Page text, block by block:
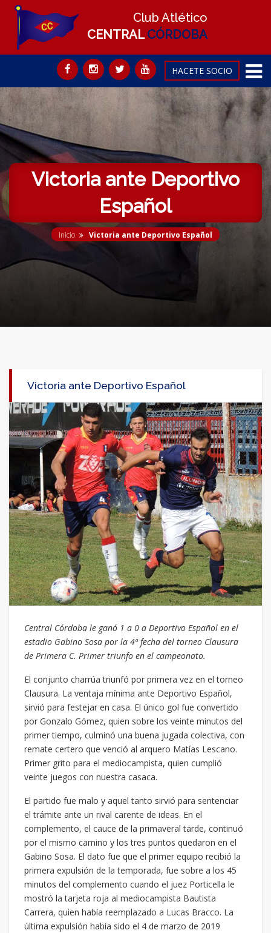
Club Atlético
CENTRALCÓRDOBA
HACETE SOCIO
Victoria ante Deportivo
Español
Inicio Victoria ante Deportivo Español
Victoria ante Deportivo Español
Central Córdoba le ganó 1 a 0 a Deportivo Español en el
estadio Gabino Sosa por la 4ª fecha del torneo Clausura
de Primera C. Primer triunfo en el campeonato.
El conjunto charrúa triunfó por primera vez en el torneo
Clausura. La ventaja mínima ante Deportivo Español,
sirvió para festejar en casa. El único gol fue convertido
por Gonzalo Gómez, quien sobre los veinte minutos del
primer tiempo, culminó una buena jugada colectiva, con
remate certero que venció al arquero Matías Lescano.
Primer grito para el mediocampista, quien cumplió
veinte juegos con nuestra casaca.
El partido fue malo y aquel tanto sirvió para sentenciar
el trámite ante un rival carente de ideas. En el
complemento, el cauce de la primaveral tarde, continuó
por el mismo camino y los tres puntos quedaron en el
Gabino Sosa. El dato fue que el primer equipo recibió la
primera expulsión de la temporada, fue sobre a los 45
minutos del complemento cuando el juez Porticella le
mostró la tarjeta roja al mediocampista Bautista
Carrera, quien había reemplazado a Lucas Bracco. La
última expulsión había sido el 4 de marzo de 2019